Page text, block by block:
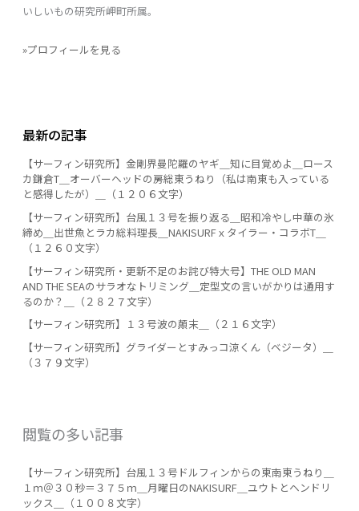
いしいもの研究所岬町所属。
»プロフィールを見る
最新の記事
【サーフィン研究所】金剛界曼陀羅のヤギ＿知に目覚めよ＿ロース
カ鎌倉T＿オーバーヘッドの房総東うねり（私は南東も入っている
と感得したが）＿（１２０６文字）
【サーフィン研究所】台風１３号を振り返る＿昭和冷やし中華の氷
締め＿出世魚とラカ総料理長＿NAKISURFｘタイラー・コラボT＿
（１２６０文字）
【サーフィン研究所・更新不足のお詫び特大号】THE OLD MAN
AND THE SEAのサラオなトリミング＿定型文の言いがかりは通用す
るのか？＿（２８２７文字）
【サーフィン研究所】１３号波の顛末＿（２１６文字）
【サーフィン研究所】グライダーとすみっコ涼くん（ベジータ）＿
（３７９文字）
閲覧の多い記事
【サーフィン研究所】台風１３号ドルフィンからの東南東うねり＿
１ｍ＠３０秒＝３７５ｍ＿月曜日のNAKISURF＿ユウトとヘンドリ
ックス＿（１００８文字）